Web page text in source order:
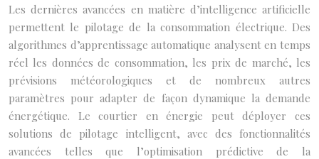
Les dernières avancées en matière d’intelligence artificielle
permettent le pilotage de la consommation électrique. Des
algorithmes d’apprentissage automatique analysent en temps
réel les données de consommation, les prix de marché, les
prévisions météorologiques et de nombreux autres
paramètres pour adapter de façon dynamique la demande
énergétique. Le courtier en énergie peut déployer ces
solutions de pilotage intelligent, avec des fonctionnalités
avancées telles que l’optimisation prédictive de la